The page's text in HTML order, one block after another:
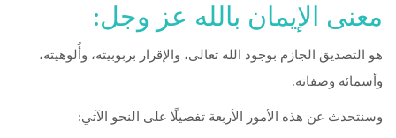
اردو
معنى‭ ‬الإيمان‭ ‬بالله‭ ‬عز‭ ‬وجل‭:‬
هو التصديق الجازم بوجود الله تعالى، والإقرار بربوبيته، وأُلوهيته،
وأسمائه وصفاته.
وسنتحدث عن هذه الأمور الأربعة تفصيلًا على النحو الآتي: